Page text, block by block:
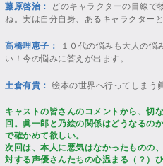
藤原啓治：
どのキャラクターの目線で
ね。実は自分自身、あるキャラクター
高橋理恵子：
１０代の悩みも大人の悩
い！今の悩みに答えが出ます。
土倉有貴： 絵本の世界へ行ってしま
キャストの皆さんのコメントから、切
回。眞一郎と乃絵の関係はどうなる
で確かめて欲しい。
次回は、本人に悪気はなかったものの
対する声優さんたちの心温まる（？）